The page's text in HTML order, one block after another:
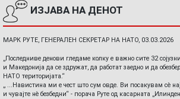
ИЗЈАВА НА ДЕНОТ
МАРК РУТЕ, ГЕНЕРАЛЕН СЕКРЕТАР НА НАТО, 03.03.2026
„Последниве денови гледаме колку е важно сите 32
и Македонија да се здружат, да работат заедно и да
НАТО територијата.“
„ ...Навистина ми е чест што сум овде. Ви посакувам сè
и чувајте нè безбедни“ - порача Руте од касарната